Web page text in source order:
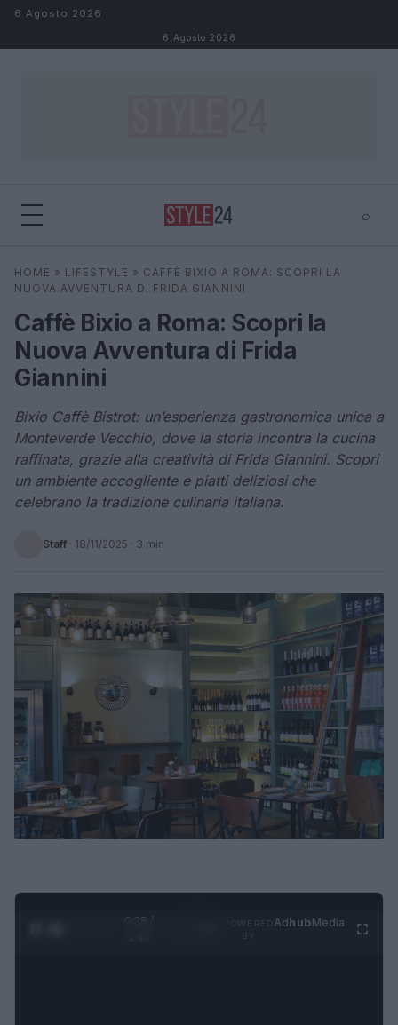
Salta al contenuto
6 Agosto 2026
6 Agosto 2026
⌕
Cerca ⌕
HOME » LIFESTYLE » CAFFÈ BIXIO A ROMA: SCOPRI LA
NUOVA AVVENTURA DI FRIDA GIANNINI
Caffè Bixio a Roma: Scopri la
Nuova Avventura di Frida
Giannini
Bixio Caffè Bistrot: un’esperienza gastronomica unica a
Monteverde Vecchio, dove la storia incontra la cucina
raffinata, grazie alla creatività di Frida Giannini. Scopri
un ambiente accogliente e piatti deliziosi che
celebrano la tradizione culinaria italiana.
Staff · 18/11/2025 · 3 min
0:29 /
AdhubMedia